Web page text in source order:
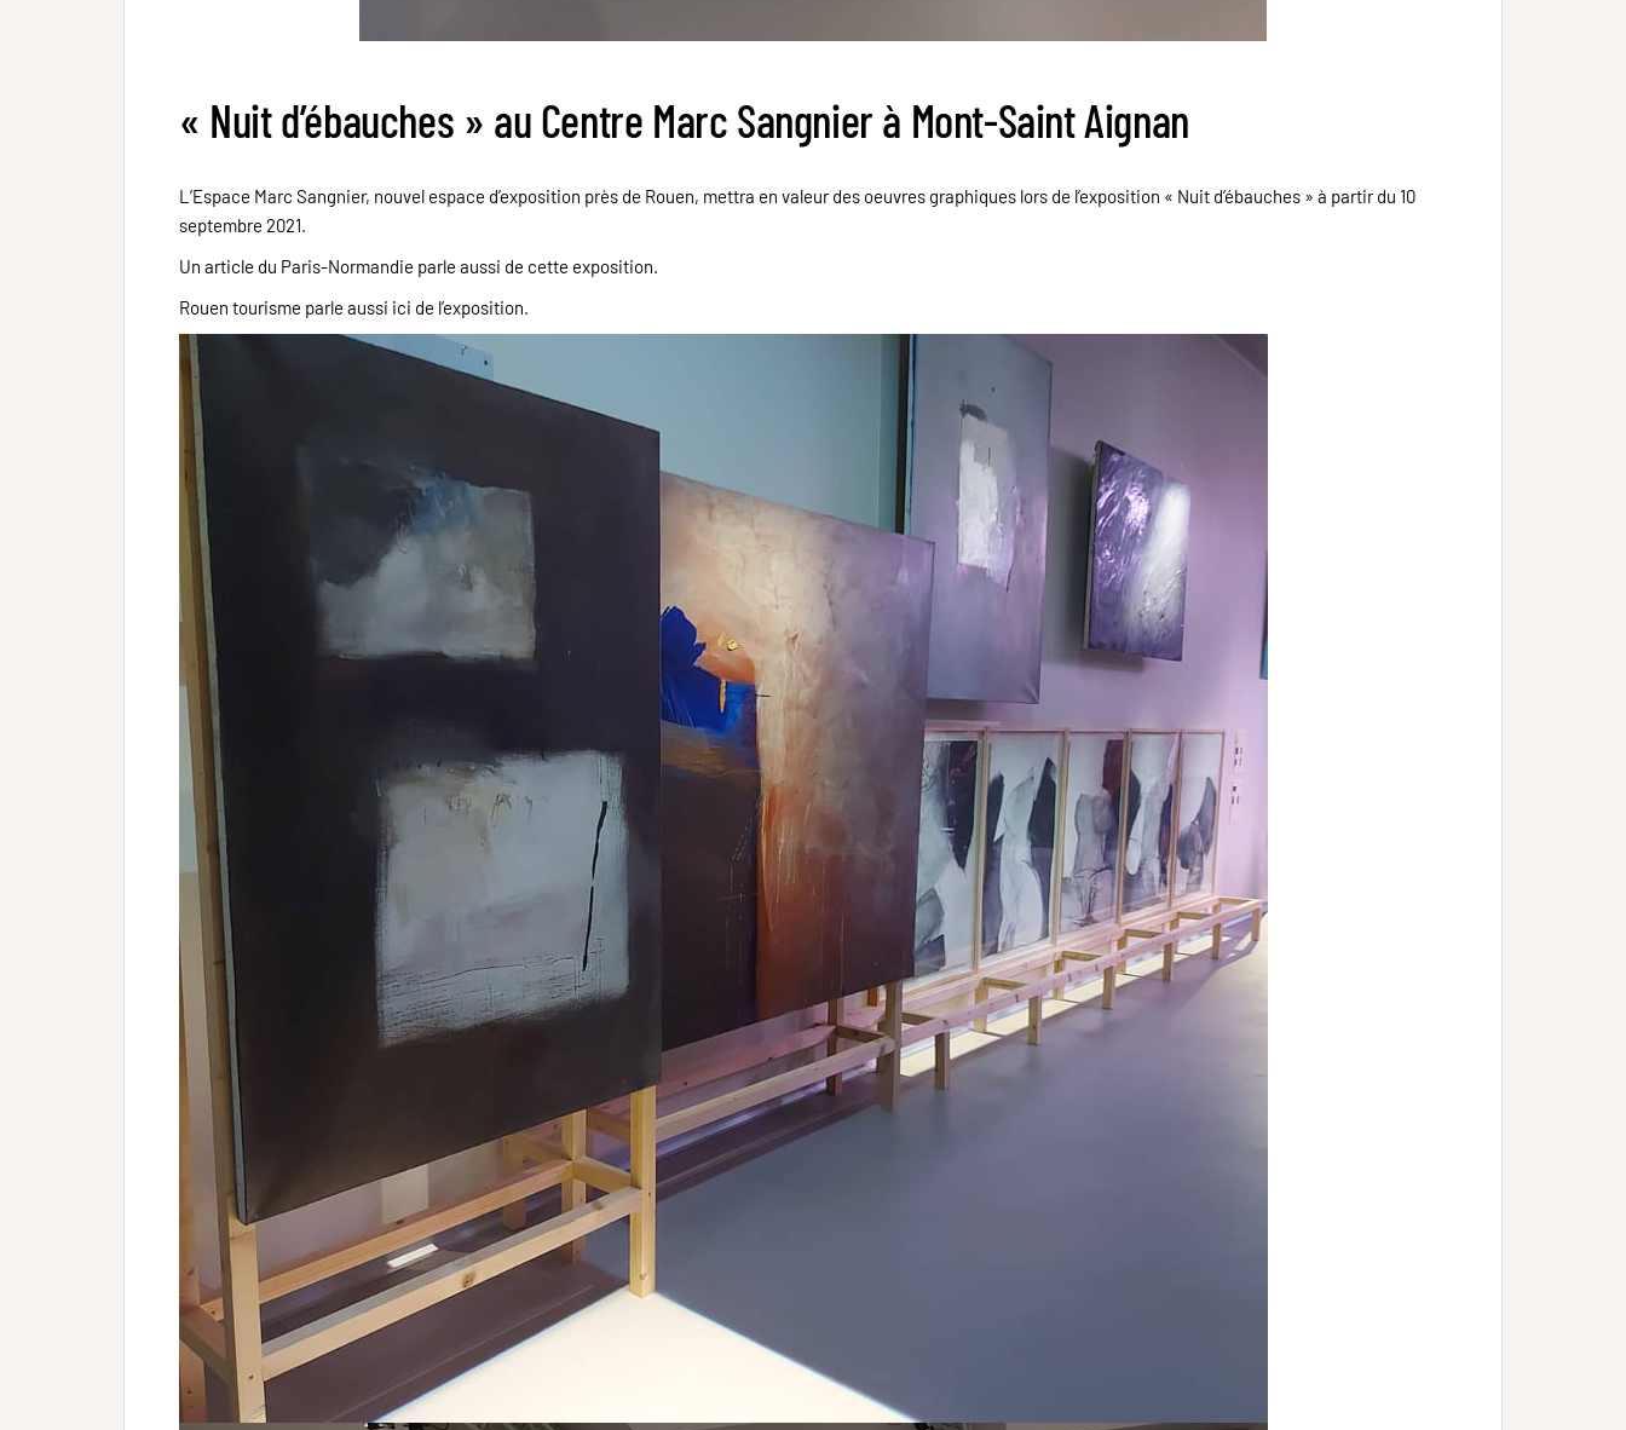
« Nuit d’ébauches » au Centre Marc Sangnier à Mont-Saint Aignan
L’Espace Marc Sangnier, nouvel espace d’exposition près de Rouen, mettra en valeur des oeuvres graphiques lors de l’exposition « Nuit d’ébauches » à partir du 10
septembre 2021.
Un article du Paris-Normandie parle aussi de cette exposition.
Rouen tourisme parle aussi ici de l’exposition.